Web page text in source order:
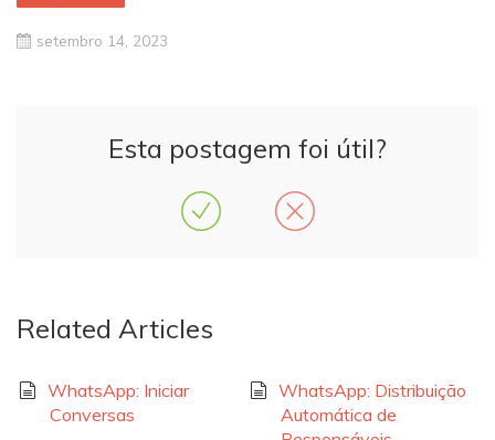
setembro 14, 2023
Esta postagem foi útil?
Related Articles
WhatsApp: Iniciar
Conversas
WhatsApp: Distribuição
Automática de